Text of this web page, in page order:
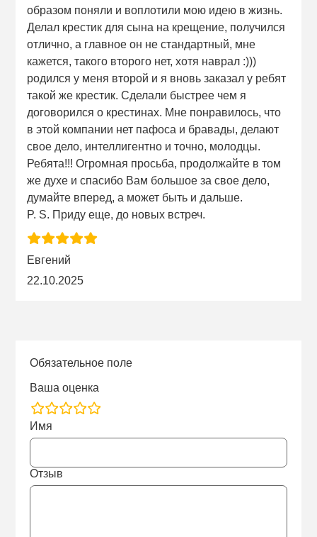
образом поняли и воплотили мою идею в жизнь.
Делал крестик для сына на крещение, получился
отлично, а главное он не стандартный, мне
кажется, такого второго нет, хотя наврал :)))
родился у меня второй и я вновь заказал у ребят
такой же крестик. Сделали быстрее чем я
договорился о крестинах. Мне понравилось, что
в этой компании нет пафоса и бравады, делают
свое дело, интеллигентно и точно, молодцы.
Ребята!!! Огромная просьба, продолжайте в том
же духе и спасибо Вам большое за свое дело,
думайте вперед, а может быть и дальше.
P. S. Приду еще, до новых встреч.
Евгений
22.10.2025
Обязательное поле
Ваша оценка
rating
fields
Имя
Отзыв